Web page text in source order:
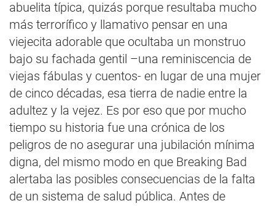
abuelita típica, quizás porque resultaba mucho
más terrorífico y llamativo pensar en una
viejecita adorable que ocultaba un monstruo
bajo su fachada gentil –una reminiscencia de
viejas fábulas y cuentos- en lugar de una mujer
de cinco décadas, esa tierra de nadie entre la
adultez y la vejez. Es por eso que por mucho
tiempo su historia fue una crónica de los
peligros de no asegurar una jubilación mínima
digna, del mismo modo en que Breaking Bad
alertaba las posibles consecuencias de la falta
de un sistema de salud pública. Antes de